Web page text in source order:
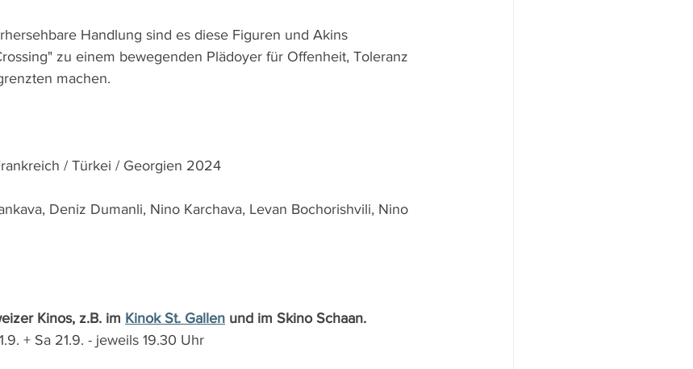
Handlung sind es diese Figuren und Akins
zu einem bewegenden Plädoyer für Offenheit, Toleranz
machen.
/ Türkei / Georgien 2024
Deniz Dumanli, Nino Karchava, Levan Bochorishvili, Nino
Kinos, z.B. im Kinok St. Gallen und im Skino Schaan.
+ Sa 21.9. - jeweils 19.30 Uhr